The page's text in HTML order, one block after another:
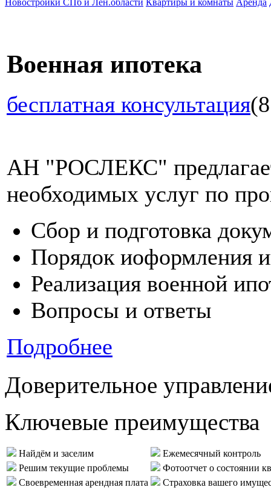
Военная ипотека
бесплатная консультация
АН "РОСЛЕКС"
необходимых услуг по
Сбор и подготовка
Порядок иоформления
Реализация военной
Вопросы и ответы
Подробнее
Доверительное
Ключевые преимущества
Найдём и заселим
Ежемесячный контроль
Решим текущие проблемы
Фотоотчет о состоянии
Своевременная арендная плата
Страховка вашего